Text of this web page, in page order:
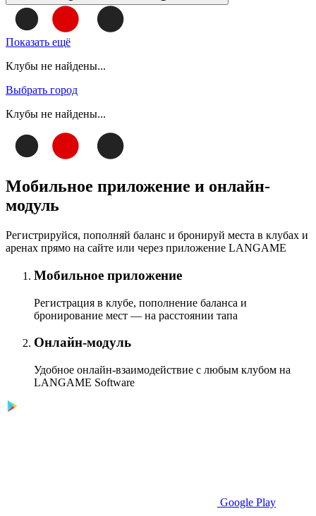
Показать ещё
Клубы не найдены...
Выбрать город
Клубы не найдены...
Мобильное приложение и онлайн-
модуль
Регистрируйся, пополняй баланс и бронируй места в клубах и
аренах прямо на сайте или через приложение LANGAME
Мобильное приложение
Регистрация в клубе, пополнение баланса и
бронирование мест — на расстоянии тапа
Онлайн-модуль
Удобное онлайн-взаимодействие с любым клубом на
LANGAME Software
Google Play